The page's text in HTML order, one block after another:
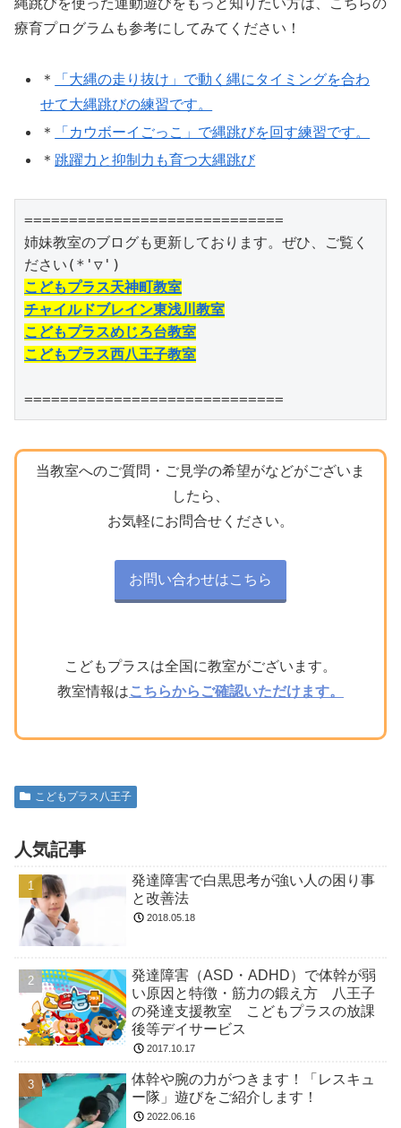
縄跳びを使った運動遊びをもっと知りたい方は、こちらの
療育プログラムも参考にしてみてください！
＊
「大縄の走り抜け」で動く縄にタイミングを合わ
せて大縄跳びの練習です。
＊
「カウボーイごっこ」で縄跳びを回す練習です。
＊ 跳躍力と抑制力も育つ大縄跳び
=============================
姉妹教室のブログも更新しております。ぜひ、ご覧く
こどもプラス天神町教室
チャイルドブレイン東浅川教室
こどもプラスめじろ台教室
こどもプラス西八王子教室
=============================
当教室へのご質問・ご見学の希望がなどがございま
したら、
お気軽にお問合せください。
お問い合わせはこちら
こどもプラスは全国に教室がございます。
教室情報はこちらからご確認いただけます。
こどもプラス八王子
人気記事
発達障害で白黒思考が強い人の困り事
と改善法
2018.05.18
発達障害（ASD・ADHD）で体幹が弱
い原因と特徴・筋力の鍛え方 八王子
の発達支援教室 こどもプラスの放課
後等デイサービス
2017.10.17
体幹や腕の力がつきます！「レスキュ
ー隊」遊びをご紹介します！
2022.06.16